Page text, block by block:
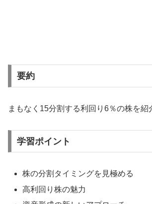
要約
まもなく15分割する利回り6％の株を紹
学習ポイント
株の分割タイミングを見極める
高利回り株の魅力